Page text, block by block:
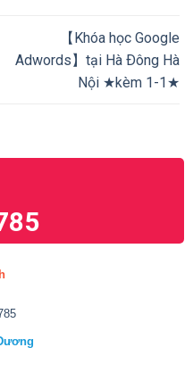
【Khóa học Google
Adwords】tại Hà Ðông Hà
Nội ★kèm 1-1★